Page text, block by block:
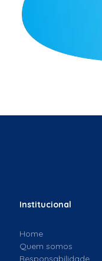
Institucional
Home
Quem somos
Responsabilidade